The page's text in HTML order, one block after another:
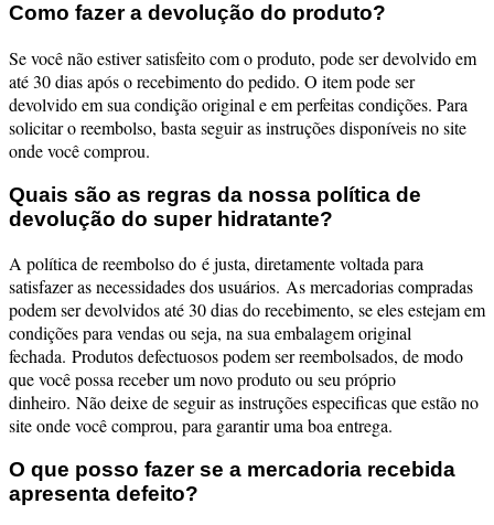
Como fazer a devolução do produto?
Se você não estiver satisfeito com o produto, pode ser devolvido em
até 30 dias após o recebimento do pedido. O item pode ser
devolvido em sua condição original e em perfeitas condições. Para
solicitar o reembolso, basta seguir as instruções disponíveis no site
onde você comprou.
Quais são as regras da nossa política de
devolução do super hidratante?
A política de reembolso do é justa, diretamente voltada para
satisfazer as necessidades dos usuários. As mercadorias compradas
podem ser devolvidos até 30 dias do recebimento, se eles estejam em
condições para vendas ou seja, na sua embalagem original
fechada. Produtos defectuosos podem ser reembolsados, de modo
que você possa receber um novo produto ou seu próprio
dinheiro. Não deixe de seguir as instruções especificas que estão no
site onde você comprou, para garantir uma boa entrega.
O que posso fazer se a mercadoria recebida
apresenta defeito?